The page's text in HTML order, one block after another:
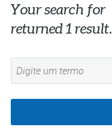
Your search for
returned 1 result.